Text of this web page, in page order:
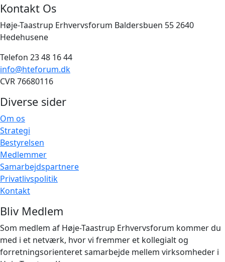
Kontakt Os
Høje-Taastrup Erhvervsforum Baldersbuen 55 2640
Hedehusene
Telefon 23 48 16 44
info@hteforum.dk
CVR 76680116
Diverse sider
Om os
Strategi
Bestyrelsen
Medlemmer
Samarbejdspartnere
Privatlivspolitik
Kontakt
Bliv Medlem
Som medlem af Høje-Taastrup Erhvervsforum kommer du
med i et netværk, hvor vi fremmer et kollegialt og
forretningsorienteret samarbejde mellem virksomheder i